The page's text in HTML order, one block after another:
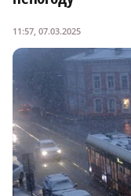
11:57, 07.03.2025